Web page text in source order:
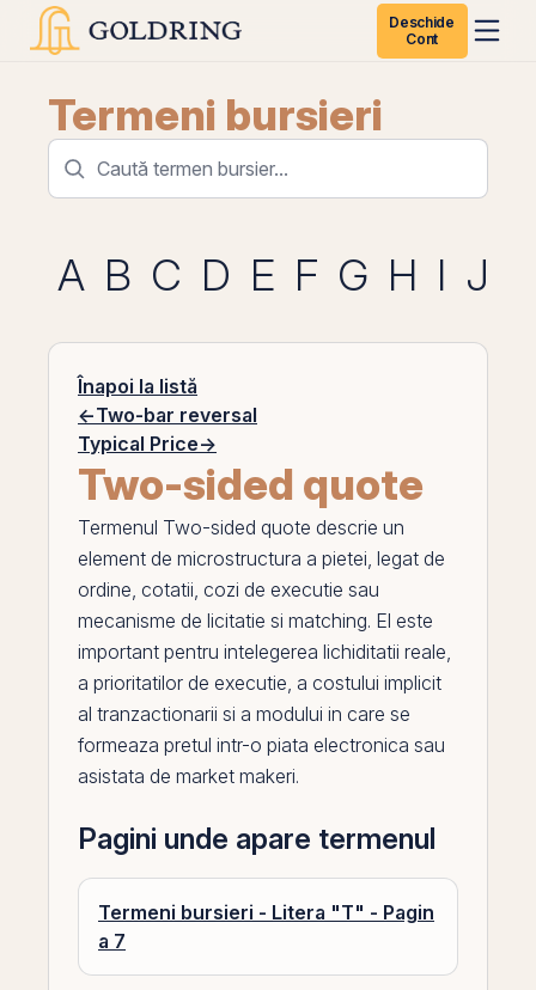
Deschide
Cont
Termeni bursieri
A B C D E F G H I J
Înapoi la listă
←Two-bar reversal
Typical Price→
Two-sided quote
Termenul Two-sided quote descrie un
element de microstructura a pietei, legat de
ordine, cotatii, cozi de executie sau
mecanisme de licitatie si matching. El este
important pentru intelegerea lichiditatii reale,
a prioritatilor de executie, a costului implicit
al tranzactionarii si a modului in care se
formeaza pretul intr-o piata electronica sau
asistata de market makeri.
Pagini unde apare termenul
Termeni bursieri - Litera "T" - Pagin
a 7